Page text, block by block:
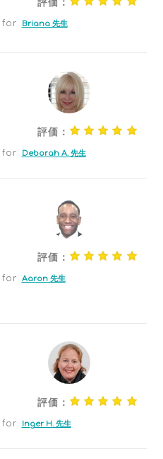
評価：
for Briana 先生
評価：
for Deborah A. 先生
評価：
for Aaron 先生
評価：
for Inger H. 先生